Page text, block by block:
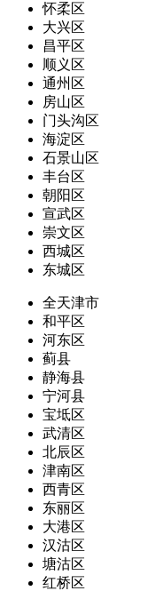
怀柔区
大兴区
昌平区
顺义区
通州区
房山区
门头沟区
海淀区
石景山区
丰台区
朝阳区
宣武区
崇文区
西城区
东城区
全天津市
和平区
河东区
蓟县
静海县
宁河县
宝坻区
武清区
北辰区
津南区
西青区
东丽区
大港区
汉沽区
塘沽区
红桥区